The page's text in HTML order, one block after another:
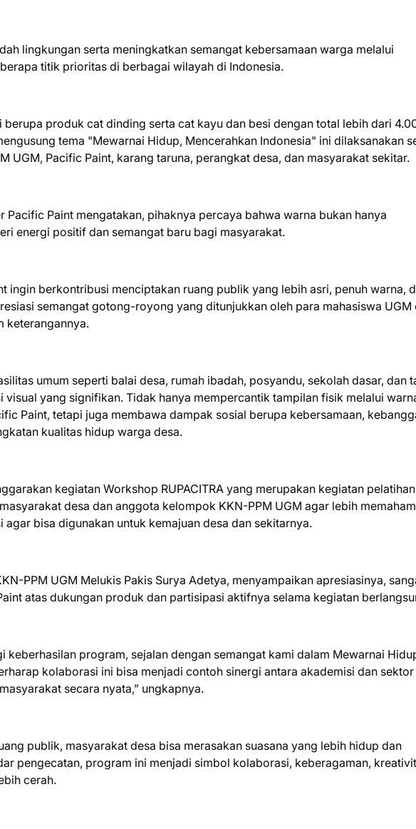
lingkungan serta meningkatkan semangat kebersamaan warga melalui
titik prioritas di berbagai wilayah di Indonesia.
produk cat dinding serta cat kayu dan besi dengan total lebih dari
tema "Mewarnai Hidup, Mencerahkan Indonesia" ini dilaksanakan
UGM, Pacific Paint, karang taruna, perangkat desa, dan masyarakat sekitar.
Pacific Paint mengatakan, pihaknya percaya bahwa warna bukan hanya
energi positif dan semangat baru bagi masyarakat.
ingin berkontribusi menciptakan ruang publik yang lebih asri, penuh warna,
semangat gotong-royong yang ditunjukkan oleh para mahasiswa UGM
keterangannya.
umum seperti balai desa, rumah ibadah, posyandu, sekolah dasar, dan
visual yang signifikan. Tidak hanya mempercantik tampilan fisik melalui
Paint, tetapi juga membawa dampak sosial berupa kebersamaan,
kualitas hidup warga desa.
kegiatan Workshop RUPACITRA yang merupakan kegiatan pelatihan
desa dan anggota kelompok KKN-PPM UGM agar lebih
bisa digunakan untuk kemajuan desa dan sekitarnya.
PPM UGM Melukis Pakis Surya Adetya, menyampaikan apresiasinya,
atas dukungan produk dan partisipasi aktifnya selama kegiatan
keberhasilan program, sejalan dengan semangat kami dalam Mewarnai
kolaborasi ini bisa menjadi contoh sinergi antara akademisi dan sektor
secara nyata,” ungkapnya.
publik, masyarakat desa bisa merasakan suasana yang lebih hidup dan
pengecatan, program ini menjadi simbol kolaborasi, keberagaman,
cerah.